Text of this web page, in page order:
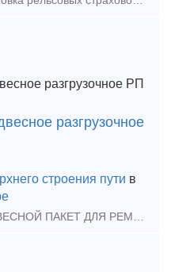
разгрузочное
строения пути в